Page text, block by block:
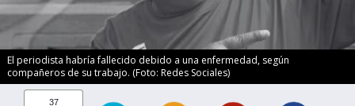
El periodista habría fallecido debido a una enfermedad, según
compañeros de su trabajo. (Foto: Redes Sociales)
37